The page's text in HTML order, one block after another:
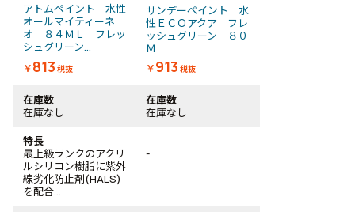
アトムペイント 水性
オールマイティーネ
オ ８４ＭＬ フレッ
シュグリーン...
￥813 税抜
サンデーペイント 水
性ＥＣＯアクア フレ
ッシュグリーン ８０
Ｍ
￥913 税抜
在庫数
在庫なし
在庫数
在庫なし
特長
最上級ランクのアクリ
ルシリコン樹脂に紫外
線劣化防止剤(HALS)
を配合...
-